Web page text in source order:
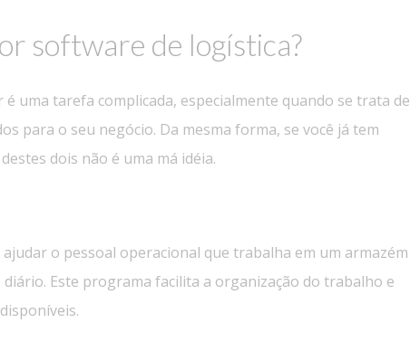
software de logística?
uma tarefa complicada, especialmente quando se trata de
para o seu negócio. Da mesma forma, se você já tem
dois não é uma má idéia.
o pessoal operacional que trabalha em um armazém
Este programa facilita a organização do trabalho e